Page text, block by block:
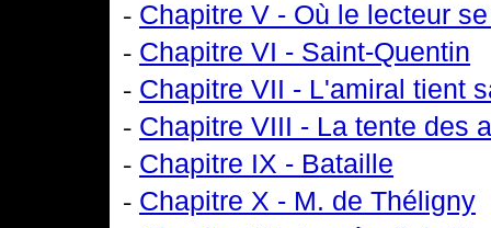
- Chapitre V - Où le lecteur
- Chapitre VI - Saint-Quentin
- Chapitre VII - L'amiral tient
- Chapitre VIII - La tente des
- Chapitre IX - Bataille
- Chapitre X - M. de Théligny